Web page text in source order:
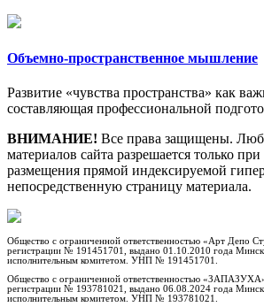
Объемно-пространственное мышление
Развитие «чувства пространства» как
составляющая профессиональной
ВНИМАНИЕ! Все права защищены.
материалов сайта разрешается только
размещения прямой индексируемой
непосредственную страницу материала.
Общество с ограниченной ответственностью «Арт Депо
регистрации № 191451701, выдано 01.10.2010 года
исполнительным комитетом. УНП № 191451701.
Общество с ограниченной ответственностью
регистрации № 193781021, выдано 06.08.2024 года
исполнительным комитетом. УНП № 193781021.